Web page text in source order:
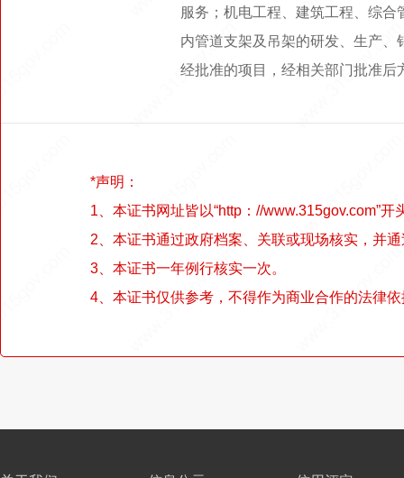
服务；机电工程、建筑工程、综
内管道支架及吊架的研发、生产
经批准的项目，经相关部门批准后
*声明：
1、本证书网址皆以“http：//www.315gov.com”开
2、本证书通过政府档案、关联或现场核实，并
3、本证书一年例行核实一次。
4、本证书仅供参考，不得作为商业合作的法律